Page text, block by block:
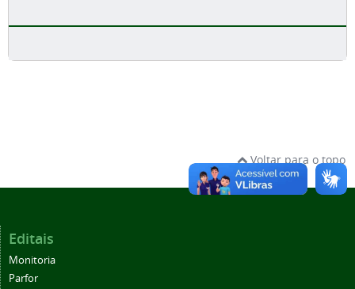
Voltar para o topo
Editais
Monitoria
Parfor